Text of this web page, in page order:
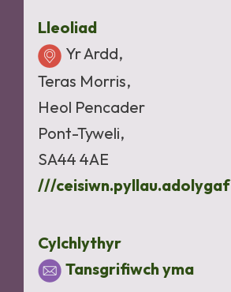
Lleoliad
Yr Ardd,
Teras Morris,
Heol Pencader
Pont-Tyweli,
SA44 4AE
///ceisiwn.pyllau.adolygaf
Cylchlythyr
Tansgrifiwch yma